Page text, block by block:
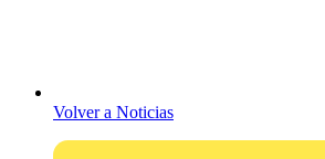
Volver a Noticias